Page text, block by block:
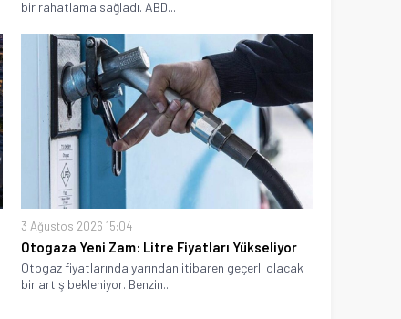
bir rahatlama sağladı. ABD...
3 Ağustos 2026 15:04
Otogaza Yeni Zam: Litre Fiyatları Yükseliyor
Otogaz fiyatlarında yarından itibaren geçerli olacak
bir artış bekleniyor. Benzin...